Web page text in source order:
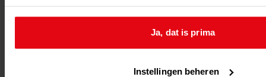
Ja, dat is prima
Instellingen beheren